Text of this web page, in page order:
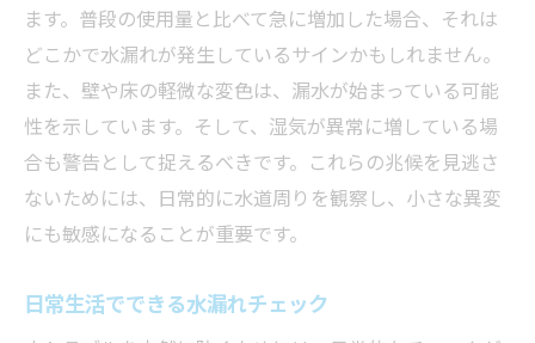
ます。普段の使用量と比べて急に増加した場合、それは
どこかで水漏れが発生しているサインかもしれません。
また、壁や床の軽微な変色は、漏水が始まっている可能
性を示しています。そして、湿気が異常に増している場
合も警告として捉えるべきです。これらの兆候を見逃さ
ないためには、日常的に水道周りを観察し、小さな異変
にも敏感になることが重要です。
日常生活でできる水漏れチェック